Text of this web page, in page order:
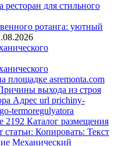
ресторан для стильного
ротанга: уютный
площадке asremonta.com
выхода из строя
Адрес url prichiny-
termoregulyatora
2192 Каталог размещения
Копировать: Текст
Механический